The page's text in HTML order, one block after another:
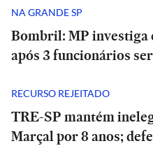
NA GRANDE SP
Bombril: MP investiga
após 3 funcionários
RECURSO REJEITADO
TRE-SP mantém
Marçal por 8 anos;